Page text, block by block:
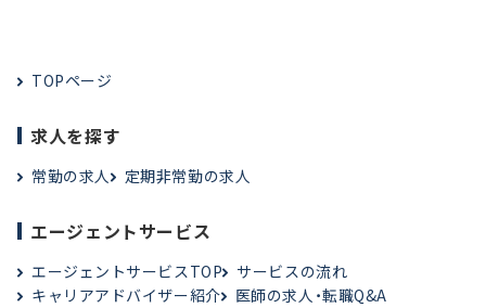
TOPページ
求人を探す
常勤の求人 定期非常勤の求人
エージェントサービス
エージェントサービスTOP
サービスの流れ
キャリアアドバイザー紹介
医師の求人・転職Q&A